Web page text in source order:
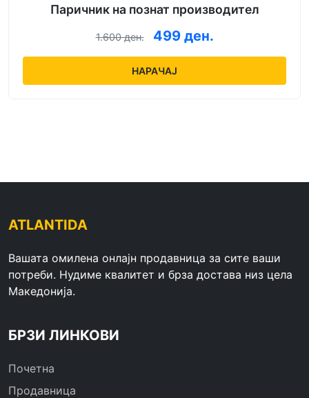
Паричник на познат производител
1.600 ден. 499 ден.
НАРАЧАЈ
ATLANTIDA
Вашата омилена онлајн продавница за сите ваши
потреби. Нудиме квалитет и брза достава низ цела
Македонија.
БРЗИ ЛИНКОВИ
Почетна
Продавница